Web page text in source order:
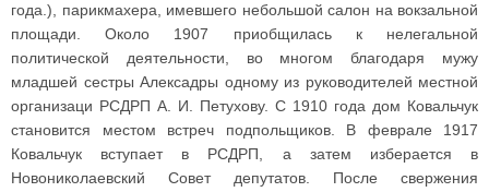
года.), парикмахера, имевшего небольшой салон на вокзальной
площади. Около 1907 приобщилась к нелегальной
политической деятельности, во многом благодаря мужу
младшей сестры Алексадры одному из руководителей местной
организаци РСДРП А. И. Петухову. С 1910 года дом Ковальчук
становится местом встреч подпольщиков. В феврале 1917
Ковальчук вступает в РСДРП, а затем изберается в
Новониколаевский Совет депутатов. После свержения